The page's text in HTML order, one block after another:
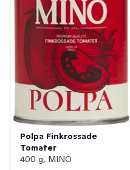
Polpa Finkrossade
Tomater
400 g, MINO